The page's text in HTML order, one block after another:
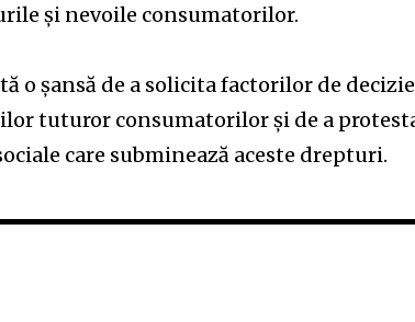
şi nevoile consumatorilor.
o şansă de a solicita factorilor de decizie
tuturor consumatorilor şi de a
care subminează aceste drepturi.